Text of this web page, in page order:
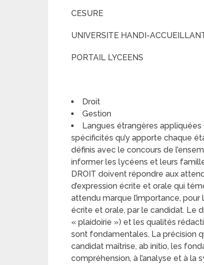
CESURE
UNIVERSITE HANDI-
PORTAIL LYCEENS
Droit
Gestion
Langues étrangères
spécificités qu’y apporte chaque
définis avec le concours de
informer les lycéens et leurs
DROIT doivent répondre aux
d’expression écrite et orale qui
attendu marque l’importance,
écrite et orale, par le candidat. Le
« plaidoirie ») et les qualités
sont fondamentales. La précision
candidat maîtrise, ab initio, les
compréhension, à l’analyse et à la